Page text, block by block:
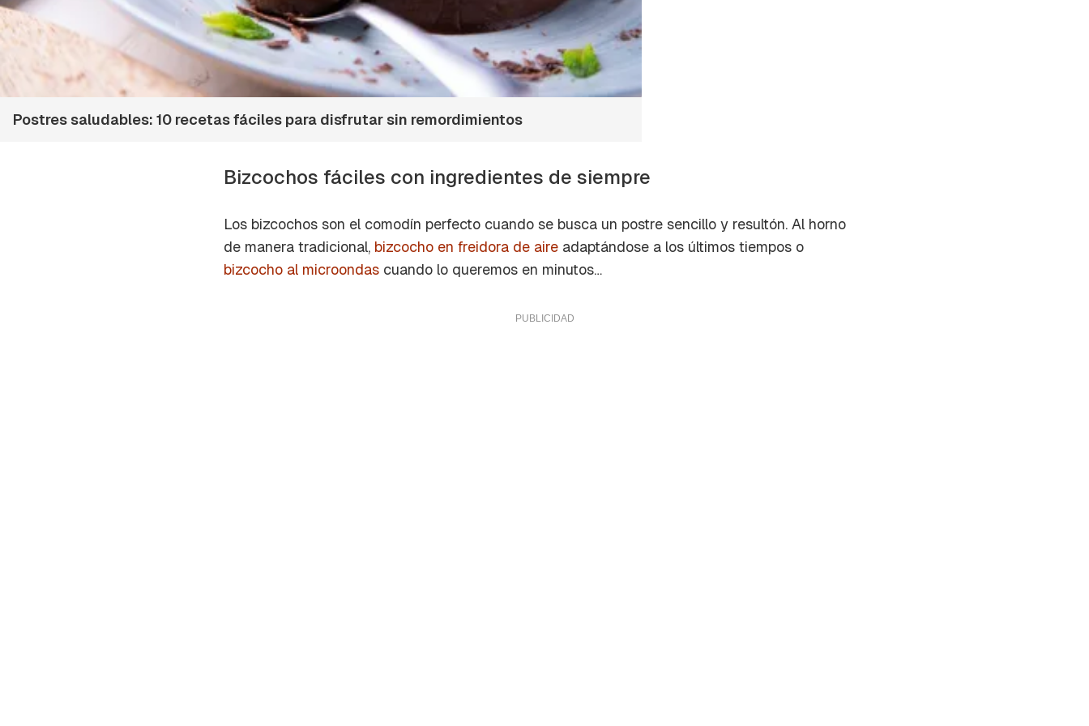
Postres saludables: 10 recetas fáciles para disfrutar sin remordimientos
Bizcochos fáciles con ingredientes de siempre
Los bizcochos son el comodín perfecto cuando se busca un postre sencillo y resultón. Al horno
de manera tradicional, bizcocho en freidora de aire adaptándose a los últimos tiempos o
bizcocho al microondas cuando lo queremos en minutos…